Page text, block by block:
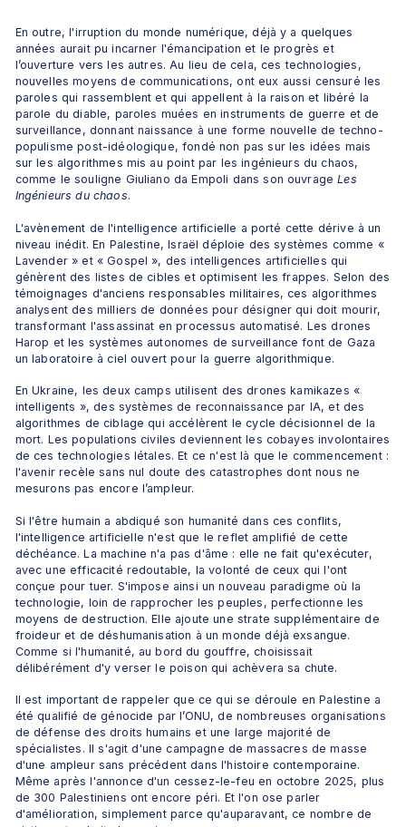
En outre, l'irruption du monde numérique, déjà y a quelques
années aurait pu incarner l'émancipation et le progrès et
l’ouverture vers les autres. Au lieu de cela, ces technologies,
nouvelles moyens de communications, ont eux aussi censuré les
paroles qui rassemblent et qui appellent à la raison et libéré la
parole du diable, paroles muées en instruments de guerre et de
surveillance, donnant naissance à une forme nouvelle de techno-
populisme post-idéologique, fondé non pas sur les idées mais
sur les algorithmes mis au point par les ingénieurs du chaos,
comme le souligne Giuliano da Empoli dans son ouvrage Les
Ingénieurs du chaos.
L'avènement de l'intelligence artificielle a porté cette dérive à un
niveau inédit. En Palestine, Israël déploie des systèmes comme «
Lavender » et « Gospel », des intelligences artificielles qui
génèrent des listes de cibles et optimisent les frappes. Selon des
témoignages d'anciens responsables militaires, ces algorithmes
analysent des milliers de données pour désigner qui doit mourir,
transformant l'assassinat en processus automatisé. Les drones
Harop et les systèmes autonomes de surveillance font de Gaza
un laboratoire à ciel ouvert pour la guerre algorithmique.
En Ukraine, les deux camps utilisent des drones kamikazes «
intelligents », des systèmes de reconnaissance par IA, et des
algorithmes de ciblage qui accélèrent le cycle décisionnel de la
mort. Les populations civiles deviennent les cobayes involontaires
de ces technologies létales. Et ce n'est là que le commencement :
l'avenir recèle sans nul doute des catastrophes dont nous ne
mesurons pas encore l’ampleur.
Si l'être humain a abdiqué son humanité dans ces conflits,
l'intelligence artificielle n'est que le reflet amplifié de cette
déchéance. La machine n'a pas d'âme : elle ne fait qu'exécuter,
avec une efficacité redoutable, la volonté de ceux qui l'ont
conçue pour tuer. S'impose ainsi un nouveau paradigme où la
technologie, loin de rapprocher les peuples, perfectionne les
moyens de destruction. Elle ajoute une strate supplémentaire de
froideur et de déshumanisation à un monde déjà exsangue.
Comme si l'humanité, au bord du gouffre, choisissait
délibérément d'y verser le poison qui achèvera sa chute.
Il est important de rappeler que ce qui se déroule en Palestine a
été qualifié de génocide par l’ONU, de nombreuses organisations
de défense des droits humains et une large majorité de
spécialistes. Il s'agit d'une campagne de massacres de masse
d'une ampleur sans précédent dans l'histoire contemporaine.
Même après l'annonce d'un cessez-le-feu en octobre 2025, plus
de 300 Palestiniens ont encore péri. Et l'on ose parler
d'amélioration, simplement parce qu'auparavant, ce nombre de